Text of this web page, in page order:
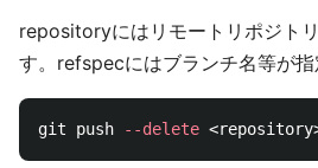
repositoryにはリモートリポジト
す。refspecにはブランチ名等が指
git push --delete